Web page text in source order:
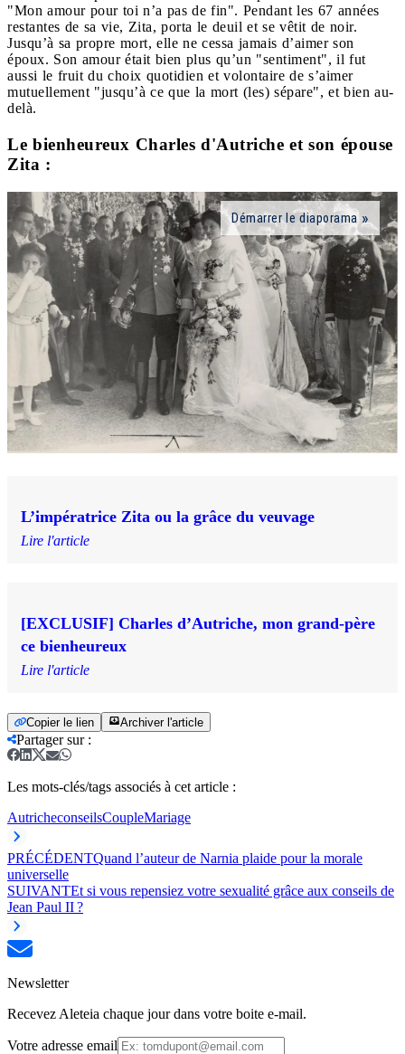
"Mon amour pour toi n’a pas de fin". Pendant les 67 années
restantes de sa vie, Zita, porta le deuil et se vêtit de noir.
Jusqu’à sa propre mort, elle ne cessa jamais d’aimer son
époux. Son amour était bien plus qu’un "sentiment", il fut
aussi le fruit du choix quotidien et volontaire de s’aimer
mutuellement "jusqu’à ce que la mort (les) sépare", et bien au-
delà.
Le bienheureux Charles d'Autriche et son épouse
Zita :
Démarrer le diaporama
L’impératrice Zita ou la grâce du veuvage
Lire l'article
[EXCLUSIF] Charles d’Autriche, mon grand-père
ce bienheureux
Lire l'article
Copier le lien Archiver l'article
Partager sur:
Les mots-clés/tags associés à cet article :
AutricheconseilsCoupleMariage
PRÉCÉDENTQuand l’auteur de Narnia plaide pour la morale
universelle
SUIVANTEt si vous repensiez votre sexualité grâce aux conseils de
Jean Paul II ?
Newsletter
Recevez Aleteia chaque jour dans votre boite e-mail.
Votre adresse email